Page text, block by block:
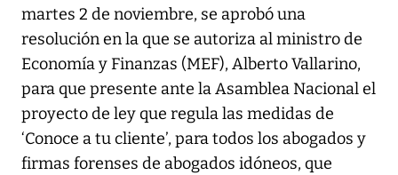
martes 2 de noviembre, se aprobó una
resolución en la que se autoriza al ministro de
Economía y Finanzas (MEF), Alberto Vallarino,
para que presente ante la Asamblea Nacional el
proyecto de ley que regula las medidas de
‘Conoce a tu cliente’, para todos los abogados y
firmas forenses de abogados idóneos, que